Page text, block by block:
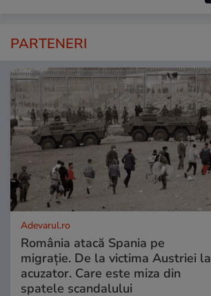
PARTENERI
Adevarul.ro
România atacă Spania pe
migrație. De la victima Austriei la
acuzator. Care este miza din
spatele scandalului